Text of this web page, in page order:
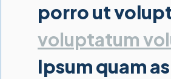
porro ut
voluptatum
Ipsum quam